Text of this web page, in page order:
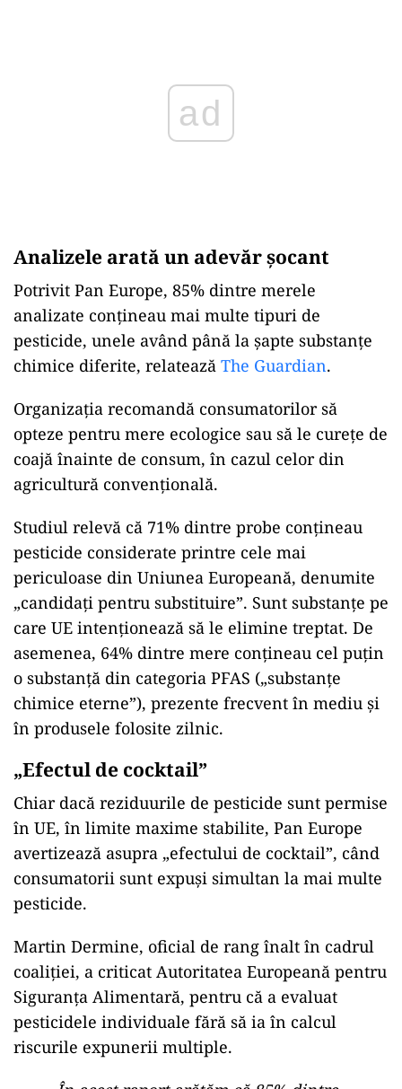
Analizele arată un adevăr șocant
Potrivit Pan Europe, 85% dintre merele
analizate conțineau mai multe tipuri de
pesticide, unele având până la șapte substanțe
chimice diferite, relatează The Guardian.
Organizația recomandă consumatorilor să
opteze pentru mere ecologice sau să le curețe de
coajă înainte de consum, în cazul celor din
agricultură convențională.
Studiul relevă că 71% dintre probe conțineau
pesticide considerate printre cele mai
periculoase din Uniunea Europeană, denumite
„candidați pentru substituire”. Sunt substanțe pe
care UE intenționează să le elimine treptat. De
asemenea, 64% dintre mere conțineau cel puțin
o substanță din categoria PFAS („substanțe
chimice eterne”), prezente frecvent în mediu și
în produsele folosite zilnic.
„Efectul de cocktail”
Chiar dacă reziduurile de pesticide sunt permise
în UE, în limite maxime stabilite, Pan Europe
avertizează asupra „efectului de cocktail”, când
consumatorii sunt expuși simultan la mai multe
pesticide.
Martin Dermine, oficial de rang înalt în cadrul
coaliției, a criticat Autoritatea Europeană pentru
Siguranța Alimentară, pentru că a evaluat
pesticidele individuale fără să ia în calcul
riscurile expunerii multiple.